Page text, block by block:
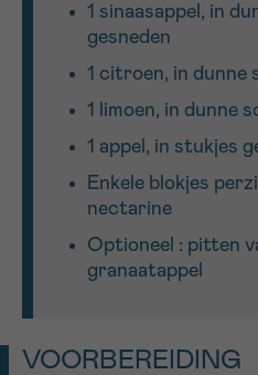
1 sinaasappel, in
gesneden
1 citroen, in dunne
1 limoen, in dunne
1 appel, in stukjes
Enkele blokjes
nectarine
Optioneel : pitten
granaatappel
VOORBEREIDING